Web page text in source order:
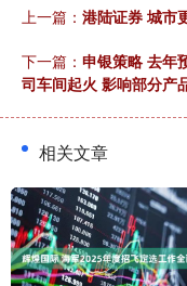
上一篇： 港陆证券 城市
下一篇： 申银策略 去年
司车间起火 影响部分产
相关文章